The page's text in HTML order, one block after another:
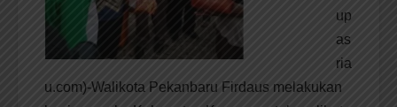
up
as
ria
u.com)-Walikota Pekanbaru Firdaus melakukan